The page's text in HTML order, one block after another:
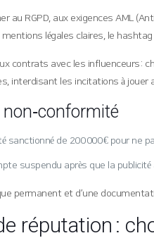
au RGPD, aux exigences AML
légales claires, le
contrats avec les influenceurs
interdisant les incitations à jouer
sanctionné de 200 000 € pour ne
suspendu après que la
permanent et d’une
réputation :